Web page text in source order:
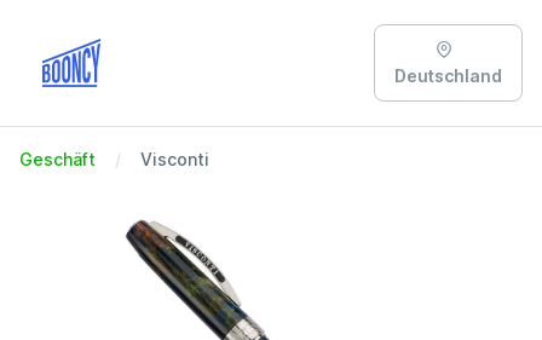
Deutschland
Geschäft Visconti